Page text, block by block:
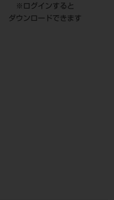
※ログインすると
ダウンロードできます